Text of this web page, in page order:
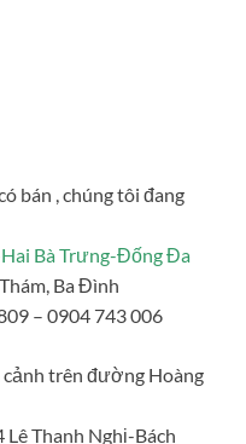
bán , chúng tôi đang
Bà Trưng-Đống Đa
Ba Đình
– 0904 743 006
cảnh trên đường Hoàng
Lê Thanh Nghị-Bách